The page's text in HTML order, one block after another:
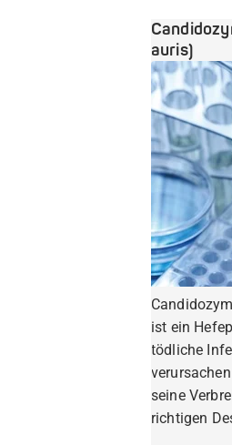
auris)
ist ein
tödliche
seine
richtigen